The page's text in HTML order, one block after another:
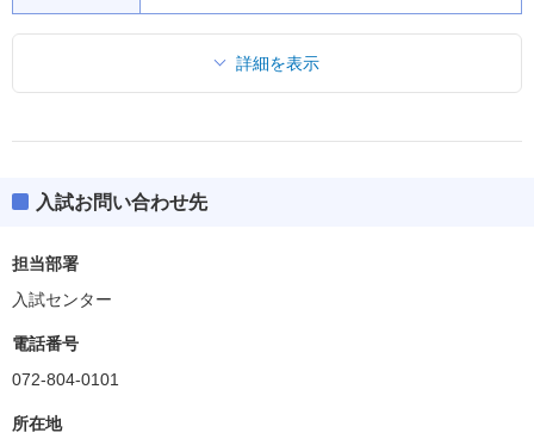
詳細を表示
入試お問い合わせ先
担当部署
入試センター
電話番号
072-804-0101
所在地